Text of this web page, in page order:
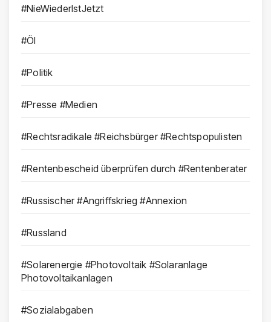
#NieWiederIstJetzt
#Öl
#Politik
#Presse #Medien
#Rechtsradikale #Reichsbürger #Rechtspopulisten
#Rentenbescheid überprüfen durch #Rentenberater
#Russischer #Angriffskrieg #Annexion
#Russland
#Solarenergie #Photovoltaik #Solaranlage
Photovoltaikanlagen
#Sozialabgaben